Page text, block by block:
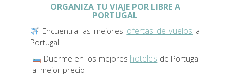
ORGANIZA TU VIAJE POR LIBRE A
PORTUGAL
Encuentra las mejores ofertas de vuelos a
Portugal
Duerme en los mejores hoteles de Portugal
al mejor precio